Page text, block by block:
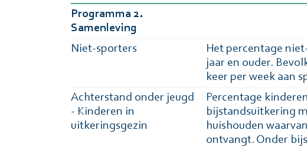
Programma 2.
Samenleving
Niet-sporters
Het percentage
jaar en ouder.
keer per week aan
Achterstand onder jeugd
- Kinderen in
uitkeringsgezin
Percentage
bijstandsuitkering
huishouden
ontvangt. Onder